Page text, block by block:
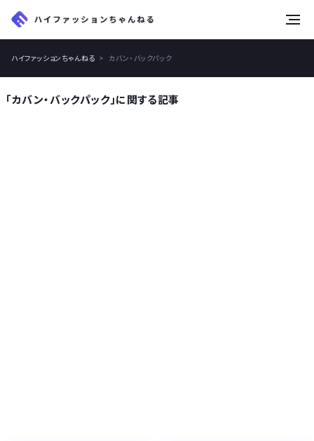
ハイファッションちゃんねる カバン・バックパック
「カバン・バックパック」に関する記事